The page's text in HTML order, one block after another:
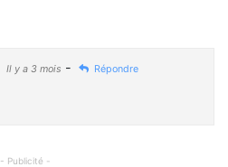
Il y a 3 mois - Répondre
- Publicité -